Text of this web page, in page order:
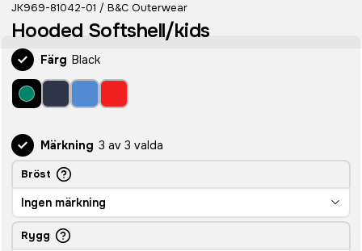
JK969-81042-01 / B&C Outerwear
Hooded Softshell/kids
Färg Black
Märkning 3 av 3 valda
Bröst
Ingen märkning
Rygg